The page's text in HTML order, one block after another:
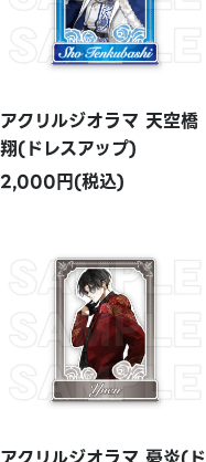
アクリルジオラマ 天空橋
翔(ドレスアップ)
2,000円(税込)